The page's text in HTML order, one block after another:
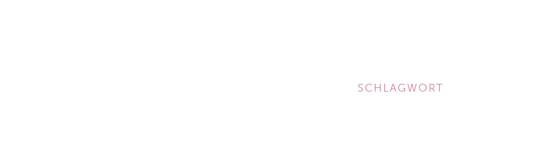
SCHLAGWORT